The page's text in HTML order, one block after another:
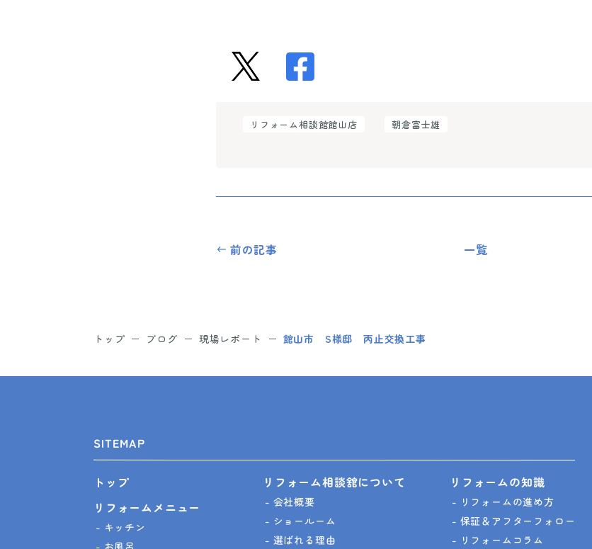
リフォーム相談館館山店 朝倉富士雄
前の記事 一覧
トップ ブログ 現場レポート 館山市 S様邸 丙止交換工事
SITEMAP
トップ
リフォームメニュー
キッチン
お風呂
リフォーム相談舘について
会社概要
ショールーム
選ばれる理由
リフォームの知識
リフォームの進め方
保証＆アフターフォロー
リフォームコラム